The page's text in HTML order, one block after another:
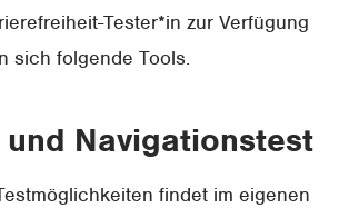
Tester*in zur Verfügung
sich folgende Tools.
und Navigationstest
findet im eigenen